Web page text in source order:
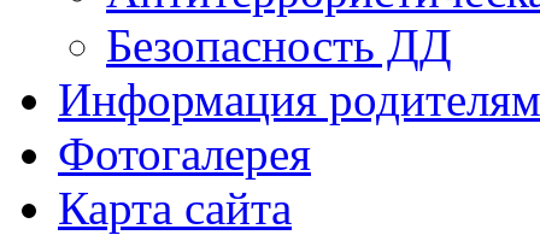
Безопасность ДД
Информация
Фотогалерея
Карта сайта